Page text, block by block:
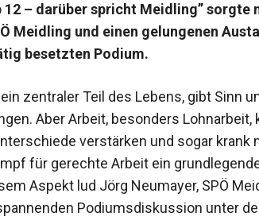
12 – darüber spricht Meidling” sorgte
Meidling und einen gelungenen
besetzten Podium.
zentraler Teil des Lebens, gibt Sinn
Aber Arbeit, besonders Lohnarbeit,
verstärken und sogar krank
für gerechte Arbeit ein
Aspekt lud Jörg Neumayer, SPÖ
Podiumsdiskussion unter